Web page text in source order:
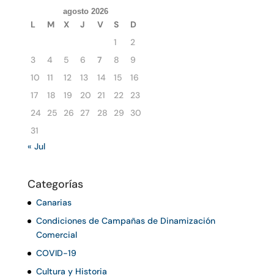
agosto 2026
L M X J V S
D
1
2
3
4 5 6 7 8
9
10
11 12 13 14 15
16
17
18 19 20 21 22
23
24
25 26 27 28 29
30
31
« Jul
Categorías
Canarias
Condiciones de Campañas de Dinamización
Comercial
COVID-19
Cultura y Historia